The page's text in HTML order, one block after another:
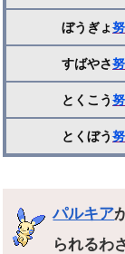
ぼうぎょ
すばやさ
とくこう
とくぼう
パルキア
られるわ